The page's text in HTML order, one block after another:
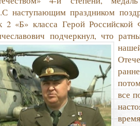
наступающим праздником
2 «Б» класса Герой Российской
подчеркнул, что
все